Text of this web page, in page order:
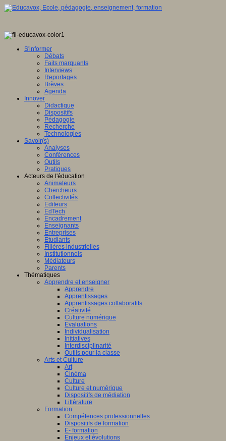
S'informer
Débats
Faits marquants
Interviews
Reportages
Brèves
Agenda
Innover
Didactique
Dispositifs
Pédagogie
Recherche
Technologies
Savoir(s)
Analyses
Conférences
Outils
Pratiques
Acteurs de l'éducation
Animateurs
Chercheurs
Collectivités
Editeurs
EdTech
Encadrement
Enseignants
Entreprises
Etudiants
Filières industrielles
Institutionnels
Médiateurs
Parents
Thématiques
Apprendre et enseigner
Apprendre
Apprentissages
Apprentissages collaboratifs
Créativité
Culture numérique
Evaluations
Individualisation
Initiatives
Interdisciplinarité
Outils pour la classe
Arts et Culture
Art
Cinéma
Culture
Culture et numérique
Dispositifs de médiation
Littérature
Formation
Compétences professionnelles
Dispositifs de formation
E- formation
Enjeux et évolutions